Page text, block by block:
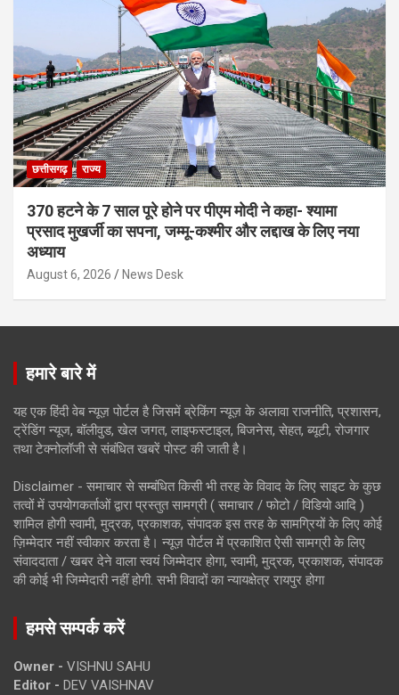
छत्तीसगढ़ राज्य
370 हटने के 7 साल पूरे होने पर पीएम मोदी ने कहा- श्यामा
प्रसाद मुखर्जी का सपना, जम्मू-कश्मीर और लद्दाख के लिए नया
अध्याय
August 6, 2026 News Desk
हमारे बारे में
यह एक हिंदी वेब न्यूज़ पोर्टल है जिसमें ब्रेकिंग न्यूज़ के अलावा राजनीति, प्रशासन,
ट्रेंडिंग न्यूज, बॉलीवुड, खेल जगत, लाइफस्टाइल, बिजनेस, सेहत, ब्यूटी, रोजगार
तथा टेक्नोलॉजी से संबंधित खबरें पोस्ट की जाती है।
Disclaimer - समाचार से सम्बंधित किसी भी तरह के विवाद के लिए साइट के कुछ
तत्वों में उपयोगकर्ताओं द्वारा प्रस्तुत सामग्री ( समाचार / फोटो / विडियो आदि )
शामिल होगी स्वामी, मुद्रक, प्रकाशक, संपादक इस तरह के सामग्रियों के लिए कोई
ज़िम्मेदार नहीं स्वीकार करता है। न्यूज़ पोर्टल में प्रकाशित ऐसी सामग्री के लिए
संवाददाता / खबर देने वाला स्वयं जिम्मेदार होगा, स्वामी, मुद्रक, प्रकाशक, संपादक
की कोई भी जिम्मेदारी नहीं होगी. सभी विवादों का न्यायक्षेत्र रायपुर होगा
हमसे सम्पर्क करें
Owner - VISHNU SAHU
Editor - DEV VAISHNAV